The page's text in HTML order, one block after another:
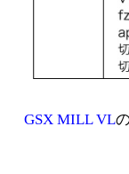
GSX MILL VL